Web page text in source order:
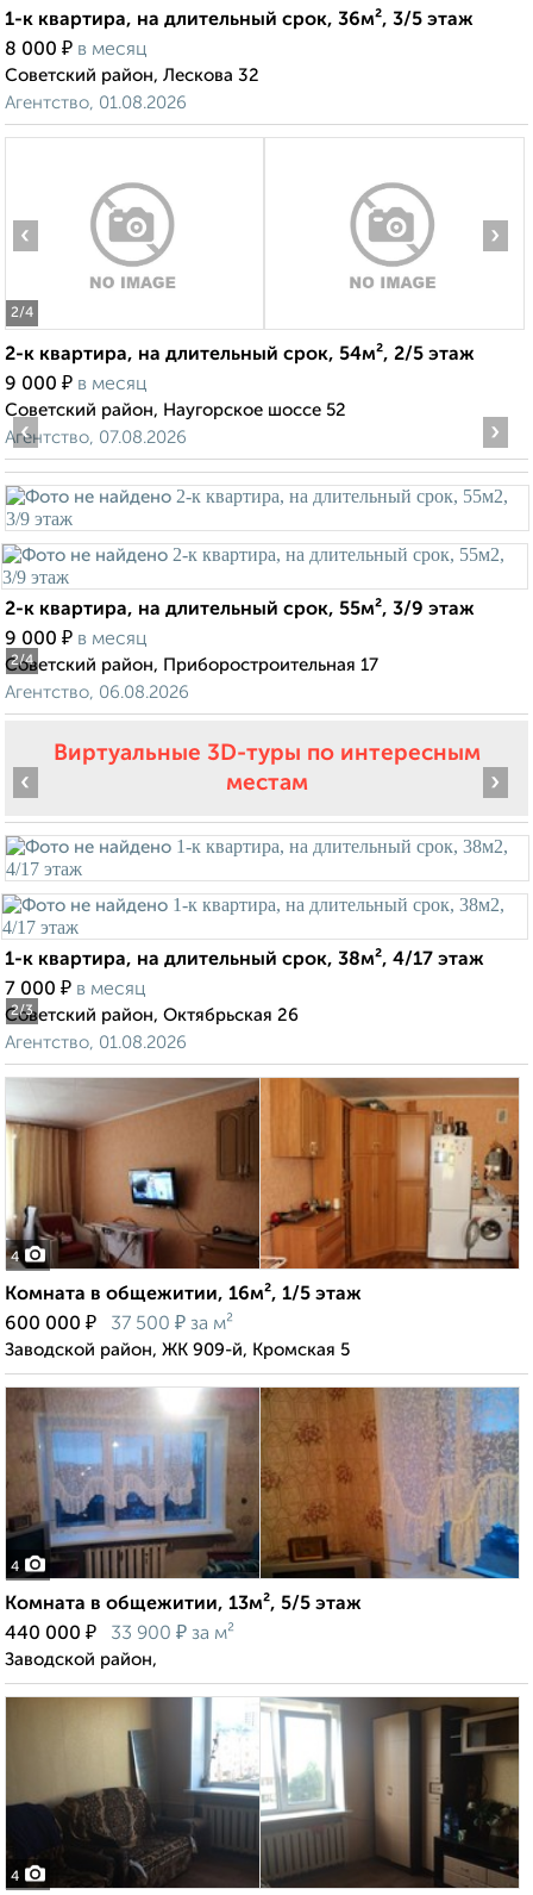
1-к квартира, на длительный срок, 36м², 3/5 этаж
8 000 ₽ в месяц
Советский район, Лескова 32
Агентство, 01.08.2026
2/4
‹ ›
2-к квартира, на длительный срок, 54м², 2/5 этаж
9 000 ₽ в месяц
Советский район, Наугорское шоссе 52
Агентство, 07.08.2026
2/4
‹ ›
2-к квартира, на длительный срок, 55м², 3/9 этаж
9 000 ₽ в месяц
Советский район, Приборостроительная 17
Агентство, 06.08.2026
Виртуальные 3D-туры по интересным
местам
2/3
‹ ›
1-к квартира, на длительный срок, 38м², 4/17 этаж
7 000 ₽ в месяц
Советский район, Октябрьская 26
Агентство, 01.08.2026
4
Комната в общежитии, 16м², 1/5 этаж
600 000 ₽ 37 500 ₽ за м²
Заводской район, ЖК 909-й, Кромская 5
4
Комната в общежитии, 13м², 5/5 этаж
440 000 ₽ 33 900 ₽ за м²
Заводской район,
4